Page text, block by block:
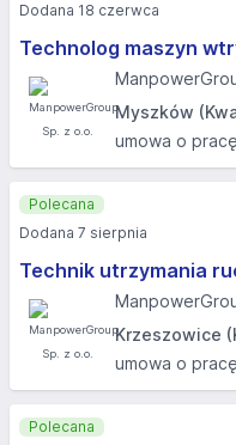
Technolog maszyn
Myszków
umowa o pracę
Dodana 18 czerwca
Technik utrzymania
Krzeszowice
umowa o pracę
Polecana
Dodana 7 sierpnia
Polecana